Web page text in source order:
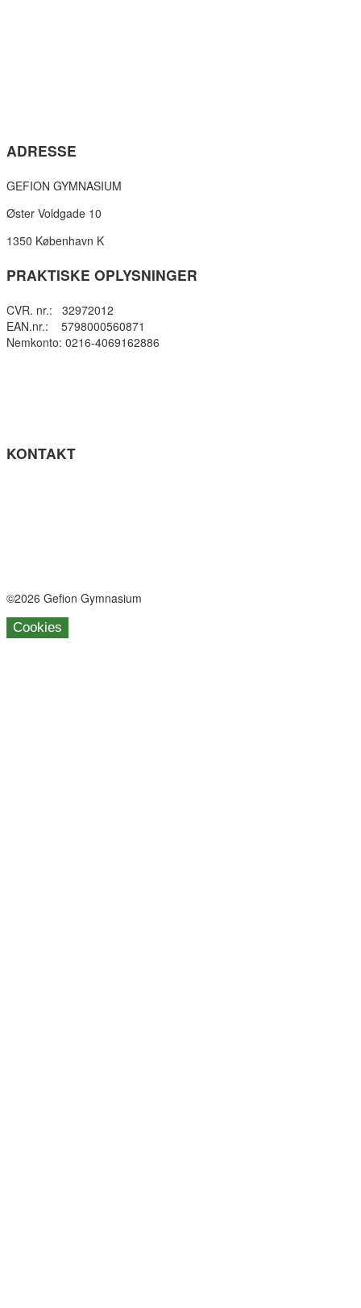
ADRESSE
GEFION GYMNASIUM
Øster Voldgade 10
1350 København K
PRAKTISKE OPLYSNINGER
CVR. nr.: 32972012
EAN.nr.: 5798000560871
Nemkonto: 0216-4069162886
KONTAKT
©2026 Gefion Gymnasium
Cookies